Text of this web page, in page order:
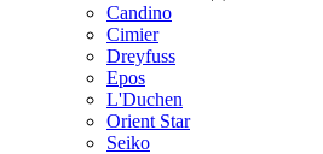
Candino
Cimier
Dreyfuss
Epos
L'Duchen
Orient Star
Seiko